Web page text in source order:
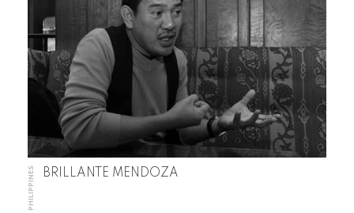
PHILIPPINES BRILLANTE MENDOZA